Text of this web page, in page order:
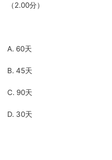
（2.00分）
A. 60天
B. 45天
C. 90天
D. 30天